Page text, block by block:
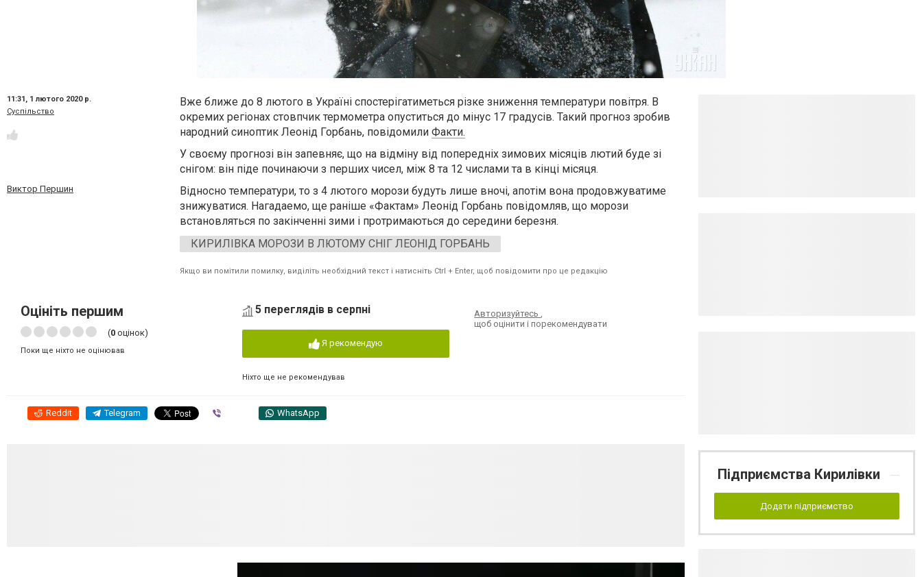
11:31, 1 лютого 2020 р.
Суспільство
Виктор Першин
Вже ближе до 8 лютого в Україні спостерігатиметься різке зниження температури повітря. В
окремих регіонах стовпчик термометра опуститься до мінус 17 градусів. Такий прогноз зробив
народний синоптик Леонід Горбань, повідомили Факти.
У своєму прогнозі він запевняє, що на відміну від попередніх зимових місяців лютий буде зі
снігом: він піде починаючи з перших чисел, між 8 та 12 числами та в кінці місяця.
Відносно температури, то з 4 лютого морози будуть лише вночі, апотім вона продовжуватиме
знижуватися. Нагадаемо, ще раніше «Фактам» Леонід Горбань повідомляв, що морози
встановляться по закінченні зими і протримаються до середини березня.
КИРИЛІВКА МОРОЗИ В ЛЮТОМУ СНІГ ЛЕОНІД ГОРБАНЬ
Якщо ви помітили помилку, виділіть необхідний текст і натисніть Ctrl + Enter, щоб повідомити про це редакцію
Оцініть першим
(0 оцінок)
Поки ще ніхто не оцінював
5 переглядів в серпні
Я рекомендую
Ніхто ще не рекомендував
Авторизуйтесь,
щоб оцінити і порекомендувати
Reddit Telegram WhatsApp
Підприємства Кирилівки
Додати підприємство